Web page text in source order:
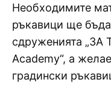
Необходимите
ръкавици ще
сдруженията „ЗА
Academy“, а
градински